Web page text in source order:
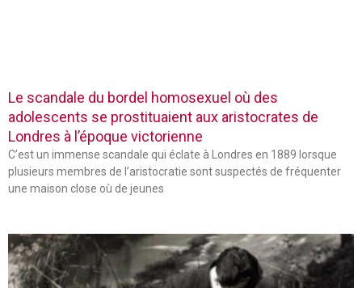
Le scandale du bordel homosexuel où des
adolescents se prostituaient aux aristocrates de
Londres à l’époque victorienne
C’est un immense scandale qui éclate à Londres en 1889 lorsque
plusieurs membres de l’aristocratie sont suspectés de fréquenter
une maison close où de jeunes